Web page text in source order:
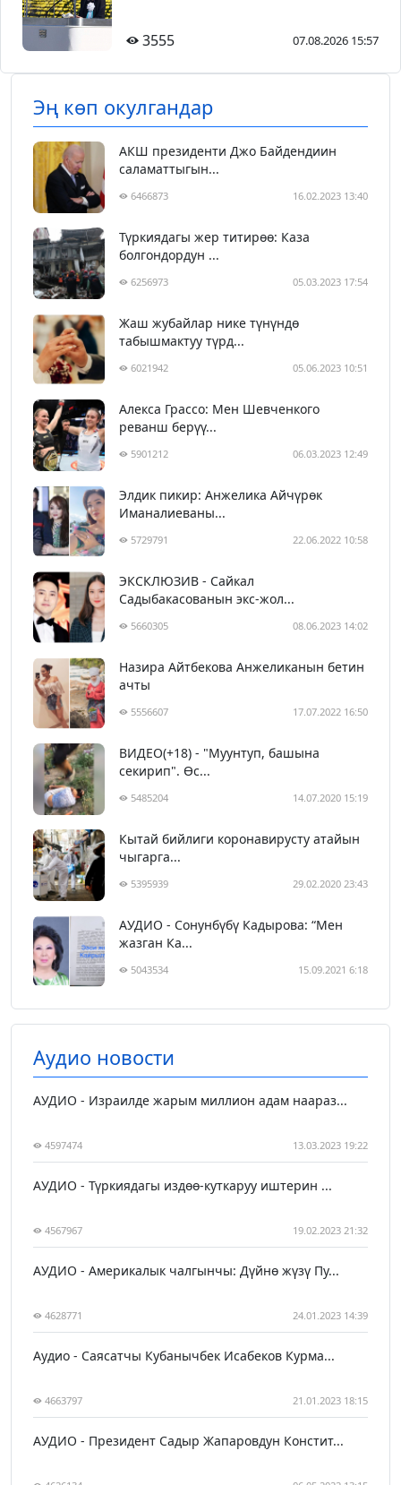
3555 07.08.2026 15:57
Эң көп окулгандар
АКШ президенти Джо Байдендиин
саламаттыгын...
6466873 16.02.2023 13:40
Түркиядагы жер титирөө: Каза
болгондордун ...
6256973 05.03.2023 17:54
Жаш жубайлар нике түнүндө
табышмактуу түрд...
6021942 05.06.2023 10:51
Алекса Грассо: Мен Шевченкого
реванш берүү...
5901212 06.03.2023 12:49
Элдик пикир: Анжелика Айчүрөк
Иманалиеваны...
5729791 22.06.2022 10:58
ЭКСКЛЮЗИВ - Сайкал
Садыбакасованын экс-жол...
5660305 08.06.2023 14:02
Назира Айтбекова Анжеликанын бетин
ачты
5556607 17.07.2022 16:50
ВИДЕО(+18) - "Муунтуп, башына
секирип". Өс...
5485204 14.07.2020 15:19
Кытай бийлиги коронавирусту атайын
чыгарга...
5395939 29.02.2020 23:43
АУДИО - Сонунбүбү Кадырова: “Мен
жазган Ка...
5043534 15.09.2021 6:18
Аудио новости
АУДИО - Израилде жарым миллион адам наараз...
4597474 13.03.2023 19:22
АУДИО - Түркиядагы издөө-куткаруу иштерин ...
4567967 19.02.2023 21:32
АУДИО - Америкалык чалгынчы: Дүйнө жүзү Пу...
4628771 24.01.2023 14:39
Аудио - Саясатчы Кубанычбек Исабеков Курма...
4663797 21.01.2023 18:15
АУДИО - Президент Садыр Жапаровдун Констит...